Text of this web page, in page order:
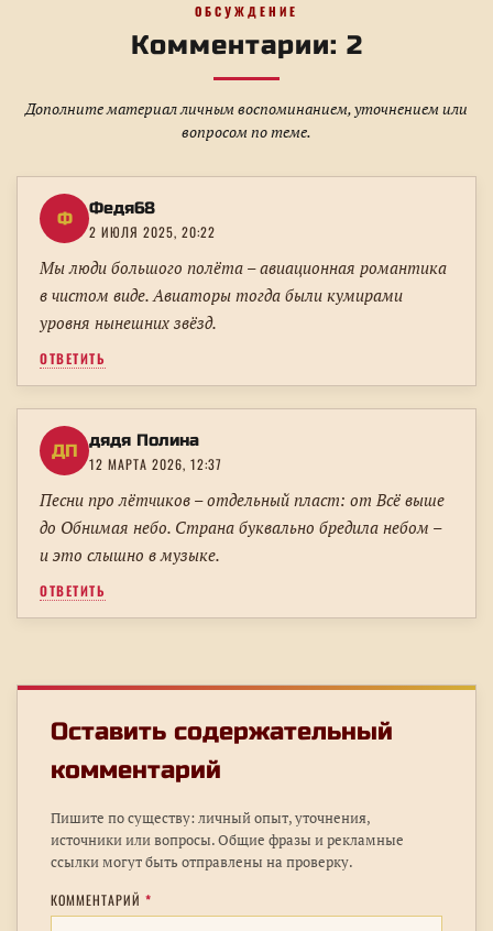
ОБСУЖДЕНИЕ
Комментарии: 2
Дополните материал личным воспоминанием, уточнением или
вопросом по теме.
Ф Федя68
2 ИЮЛЯ 2025, 20:22
Мы люди большого полёта – авиационная романтика
в чистом виде. Авиаторы тогда были кумирами
уровня нынешних звёзд.
ОТВЕТИТЬ
ДП дядя Полина
12 МАРТА 2026, 12:37
Песни про лётчиков – отдельный пласт: от Всё выше
до Обнимая небо. Страна буквально бредила небом –
и это слышно в музыке.
ОТВЕТИТЬ
Оставить содержательный
комментарий
Пишите по существу: личный опыт, уточнения,
источники или вопросы. Общие фразы и рекламные
ссылки могут быть отправлены на проверку.
КОММЕНТАРИЙ *